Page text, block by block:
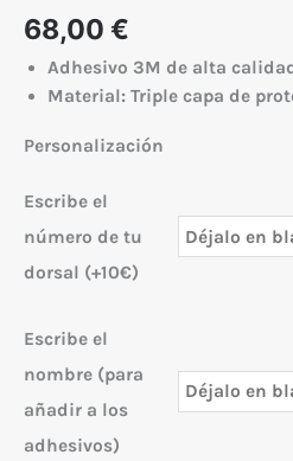
68,00 €
Adhesivo 3M de alta
Material: Triple capa de
Personalización
Escribe el
número de tu
dorsal (+10€)
Escribe el
nombre (para
añadir a los
adhesivos)